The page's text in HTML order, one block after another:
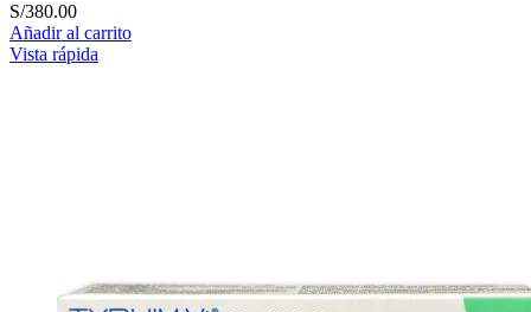
S/380.00
Añadir al carrito
Vista rápida